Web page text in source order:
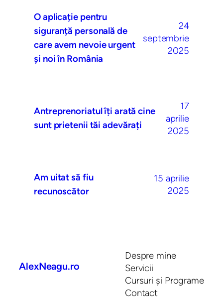
O aplicație pentru
siguranță personală de
care avem nevoie urgent
și noi în România
24
septembrie
2025
Antreprenoriatul îți arată cine
sunt prietenii tăi adevărați
17
aprilie
2025
Am uitat să fiu
recunoscător
15 aprilie
2025
AlexNeagu.ro
Despre mine
Servicii
Cursuri și Programe
Contact